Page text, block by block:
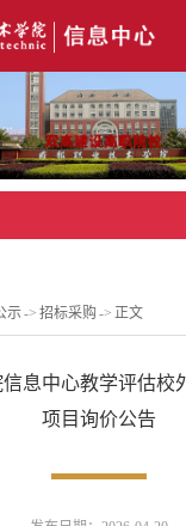
示-> 招标采购 -> 正文
息中心教学评估校
项目询价公告